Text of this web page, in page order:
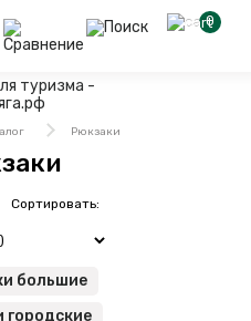
0
Рюкзаки
большие
городские